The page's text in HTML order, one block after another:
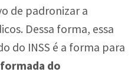
de padronizar a
Dessa forma, essa
do INSS é a forma para
do